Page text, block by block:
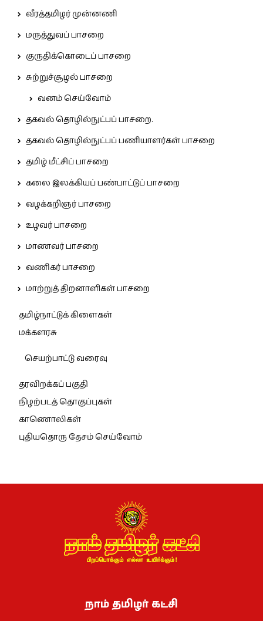
வீரத்தமிழர் முன்னணி
மருத்துவப் பாசறை
குருதிக்கொடைப் பாசறை
சுற்றுச்சூழல் பாசறை
வனம் செய்வோம்
தகவல் தொழில்நுட்பப் பாசறை.
தகவல் தொழில்நுட்பப் பணியாளர்கள் பாசறை
தமிழ் மீட்சிப் பாசறை
கலை இலக்கியப் பண்பாட்டுப் பாசறை
வழக்கறிஞர் பாசறை
உழவர் பாசறை
மாணவர் பாசறை
வணிகர் பாசறை
மாற்றுத் திறனாளிகள் பாசறை
தமிழ்நாட்டுக் கிளைகள்
மக்களரசு
செயற்பாட்டு வரைவு
தரவிறக்கப் பகுதி
நிழற்படத் தொகுப்புகள்
காணொலிகள்
புதியதொரு தேசம் செய்வோம்
நாம் தமிழர் கட்சி